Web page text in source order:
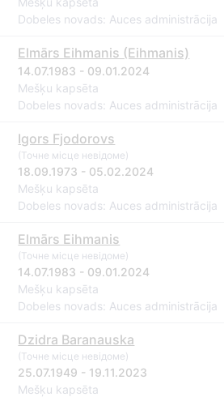
Dobeles novads: Auces administrācija
Elmārs Eihmanis (Eihmanis)
14.07.1983 - 09.01.2024
Mešķu kapsēta
Dobeles novads: Auces administrācija
Igors Fjodorovs
(Точне місце невідоме)
18.09.1973 - 05.02.2024
Mešķu kapsēta
Dobeles novads: Auces administrācija
Elmārs Eihmanis
(Точне місце невідоме)
14.07.1983 - 09.01.2024
Mešķu kapsēta
Dobeles novads: Auces administrācija
Dzidra Baranauska
(Точне місце невідоме)
25.07.1949 - 19.11.2023
Mešķu kapsēta